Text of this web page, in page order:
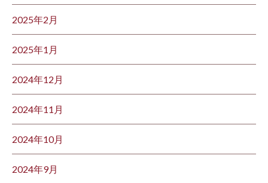
2025年2月
2025年1月
2024年12月
2024年11月
2024年10月
2024年9月